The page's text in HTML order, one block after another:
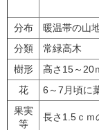
分布
暖温帯の山
分類
常緑高木
樹形
高さ15～20
花
6～7月頃に
果実
等
長さ1.5ｃｍ